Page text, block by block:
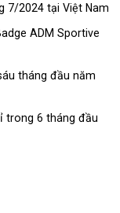
7/2024 tại Việt Nam
ADM Sportive
tháng đầu năm
trong 6 tháng đầu